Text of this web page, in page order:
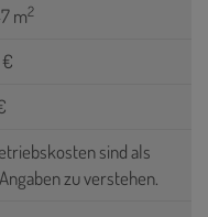
m2
sind als
zu verstehen.